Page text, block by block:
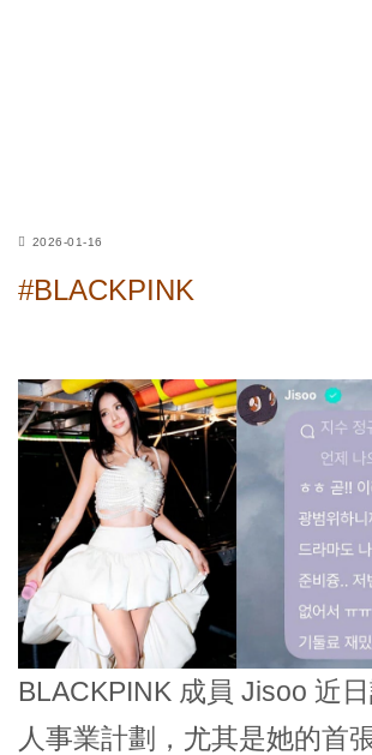
2026-01-16
#BLACKPINK
BLACKPINK 成員 Jisoo 近
人事業計劃，尤其是她的首